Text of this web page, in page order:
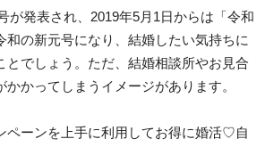
が発表され、2019年5月1日からは「令和
和の新元号になり、結婚したい気持ちに
とでしょう。ただ、結婚相談所やお見合
かってしまうイメージがあります。
ペーンを上手に利用してお得に婚活♡自